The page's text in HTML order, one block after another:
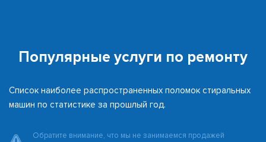
Популярные услуги по ремонту
Список наиболее распространенных поломок стиральных
машин по статистике за прошлый год.
Обратите внимание, что мы не занимаемся продажей